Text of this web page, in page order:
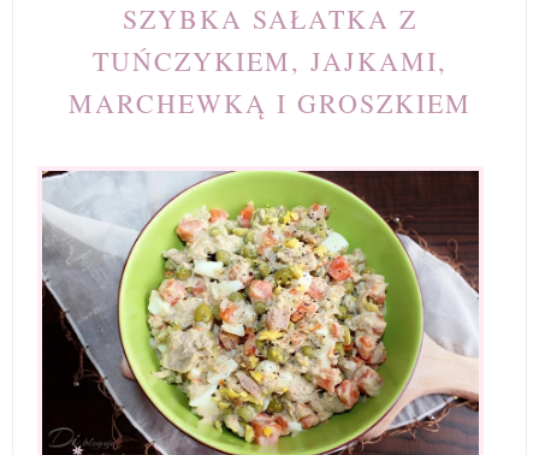
SZYBKA SAŁATKA Z
TUŃCZYKIEM, JAJKAMI,
MARCHEWKĄ I GROSZKIEM